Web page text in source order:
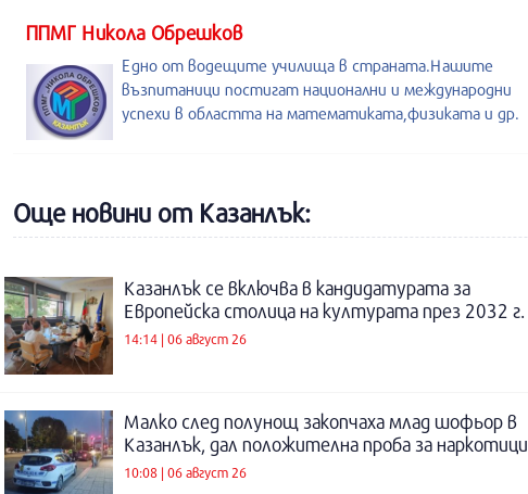
ППМГ Никола Обрешков
Едно от водещите училища в страната.Нашите
възпитаници постигат национални и международни
успехи в областта на математиката,физиката и др.
Още новини от Казанлък:
Казанлък се включва в кандидатурата за
Европейска столица на културата през 2032 г.
14:14 | 06 август 26
Малко след полунощ закопчаха млад шофьор в
Казанлък, дал положителна проба за наркотици
10:08 | 06 август 26